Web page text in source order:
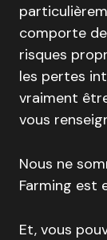
comporte
risques
les pertes
vraiment
vous
Nous ne
Farming est
Et, vous